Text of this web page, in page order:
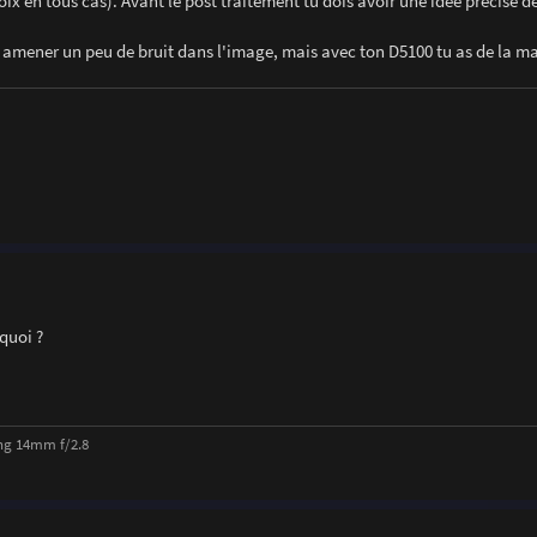
un peu de bruit dans l'image, mais avec ton D5100 tu as de la
?
14mm f/2.8